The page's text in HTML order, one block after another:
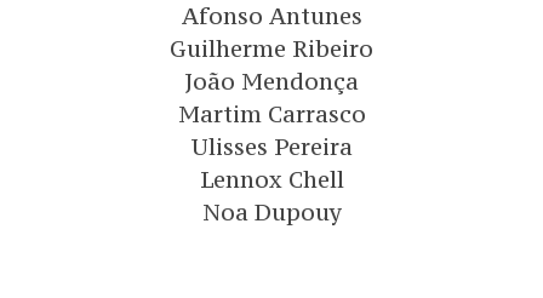
Afonso Antunes
Guilherme Ribeiro
João Mendonça
Martim Carrasco
Ulisses Pereira
Lennox Chell
Noa Dupouy